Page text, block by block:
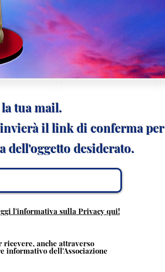
tua mail.
il link di conferma per
dell'oggetto desiderato.
l'informativa sulla Privacy qui!
anche attraverso
informativo dell'Associazione